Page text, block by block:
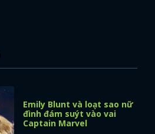
Emily Blunt và loạt sao nữ
đình đám suýt vào vai
Captain Marvel